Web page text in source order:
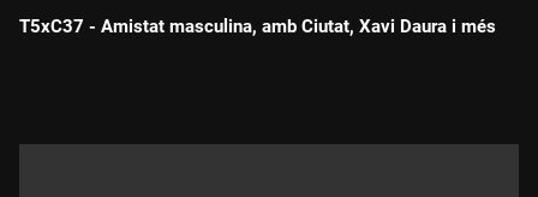
T5xC37 - Amistat masculina, amb Ciutat, Xavi Daura i més